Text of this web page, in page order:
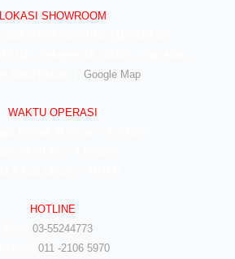
LOKASI SHOWROOM
Google Map
WAKTU OPERASI
HOTLINE
03-55244773
011 -2106 5970